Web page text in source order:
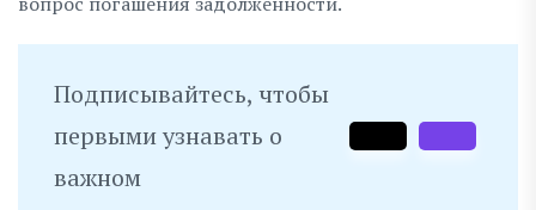
Подписывайтесь, чтобы
первыми узнавать о
важном